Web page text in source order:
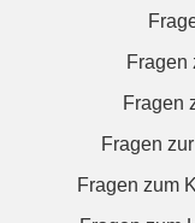
Fragen
Fragen
Fragen
Fragen zum